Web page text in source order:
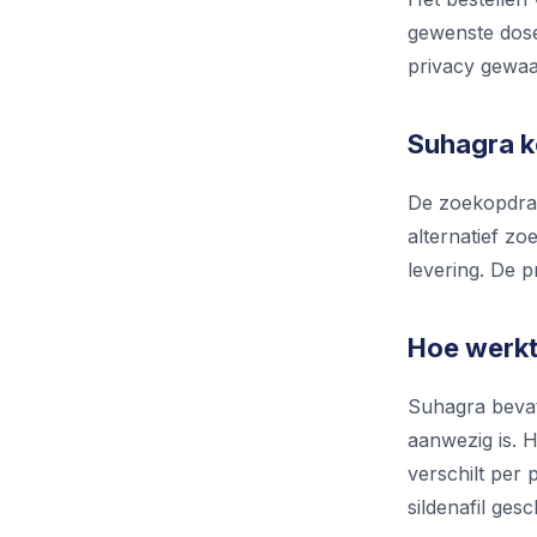
gewenste
privacy
Suhagra
De
alternatief
levering. De
Hoe
Suhagra
aanwezig is.
verschilt per
sildenafil